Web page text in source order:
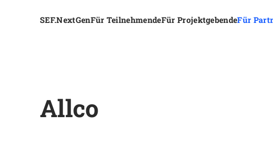
SEF.NextGenFür TeilnehmendeFür ProjektgebendeFür
Allco